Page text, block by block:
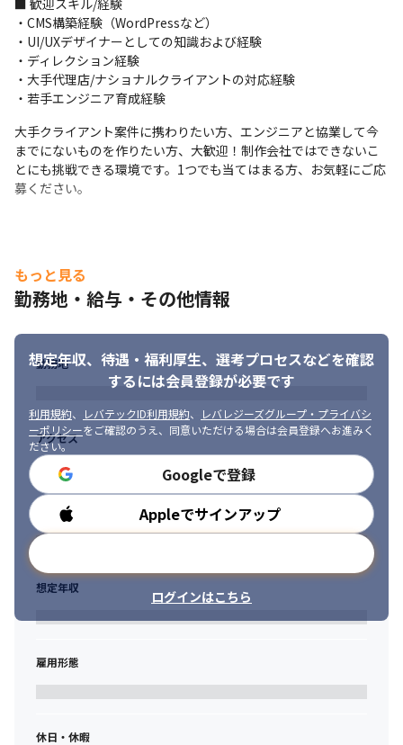
■ 歓迎スキル/経験
・CMS構築経験（WordPressなど）
・UI/UXデザイナーとしての知識および経験
・ディレクション経験
・大手代理店/ナショナルクライアントの対応経験
・若手エンジニア育成経験
大手クライアント案件に携わりたい方、エンジニアと協業して今
までにないものを作りたい方、大歓迎！制作会社ではできないこ
とにも挑戦できる環境です。1つでも当てはまる方、お気軽にご応
募ください。
もっと見る
勤務地・給与・その他情報
想定年収、待遇・福利厚生、 選考プロセスなどを確認
するには会員登録が必要です
利用規約、 レバテックID利用規約、
レバレジーズグループ・プライバシ
ーポリシーをご確認のうえ、同意いただける場合は会員登録へお進みく
ださい。
Googleで登録
Appleでサインアップ
ログインはこちら
勤務地
アクセス
勤務時間
想定年収
雇用形態
休日・休暇